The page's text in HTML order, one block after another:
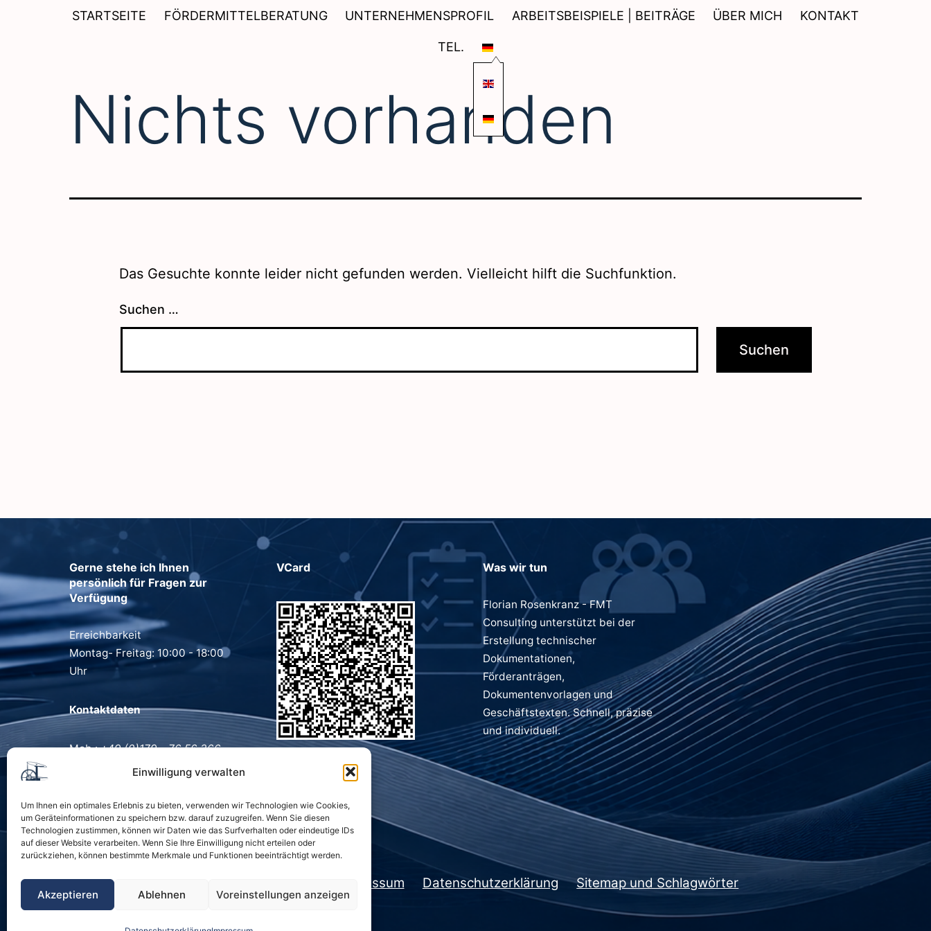
Einwilligung verwalten
Um Ihnen ein optimales Erlebnis zu bieten, verwenden wir Technologien wie Cookies,
um Geräteinformationen zu speichern bzw. darauf zuzugreifen. Wenn Sie diesen
Technologien zustimmen, können wir Daten wie das Surfverhalten oder eindeutige IDs
auf dieser Website verarbeiten. Wenn Sie Ihre Einwilligung nicht erteilen oder
zurückziehen, können bestimmte Merkmale und Funktionen beeinträchtigt werden.
Akzeptieren Ablehnen Voreinstellungen anzeigen
STARTSEITE FÖRDERMITTELBERATUNG UNTERNEHMENSPROFIL ARBEITSBEISPIELE | BEITRÄGE ÜBER MICH KONTAKT
TEL.
Nichts vorhanden
Das Gesuchte konnte leider nicht gefunden werden. Vielleicht hilft die Suchfunktion.
Suchen …
Gerne stehe ich Ihnen
persönlich für Fragen zur
Verfügung
Erreichbarkeit
Montag- Freitag: 10:00 - 18:00
Uhr
Kontaktdaten
Mob.:+49 (0)179 – 76 56 366
+ 49 (0)40 – 18 14 94 07
VCard Was wir tun
Florian Rosenkranz - FMT
Consulting unterstützt bei der
Erstellung technischer
Dokumentationen,
Förderanträgen,
Dokumentenvorlagen und
Geschäftstexten. Schnell, präzise
und individuell.
Impressum Datenschutzerklärung Sitemap und Schlagwörter